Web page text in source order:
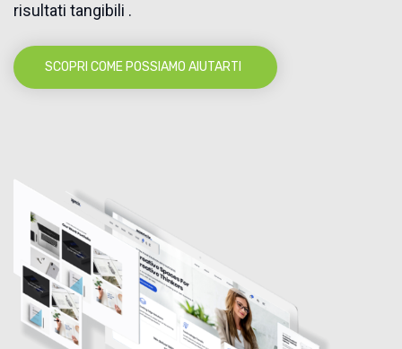
risultati tangibili .
SCOPRI COME POSSIAMO AIUTARTI